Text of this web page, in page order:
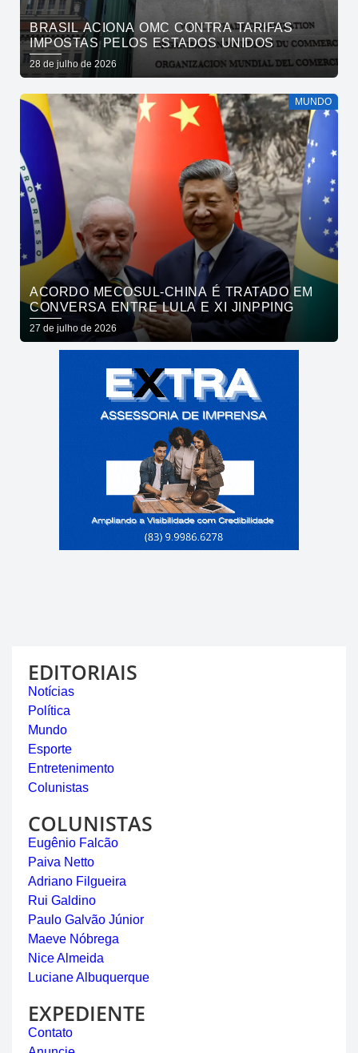
BRASIL ACIONA OMC CONTRA TARIFAS
IMPOSTAS PELOS ESTADOS UNIDOS
28 de julho de 2026
MUNDO
ACORDO MECOSUL-CHINA É TRATADO EM
CONVERSA ENTRE LULA E XI JINPPING
27 de julho de 2026
EDITORIAIS
Notícias
Política
Mundo
Esporte
Entretenimento
Colunistas
COLUNISTAS
Eugênio Falcão
Paiva Netto
Adriano Filgueira
Rui Galdino
Paulo Galvão Júnior
Maeve Nóbrega
Nice Almeida
Luciane Albuquerque
EXPEDIENTE
Contato